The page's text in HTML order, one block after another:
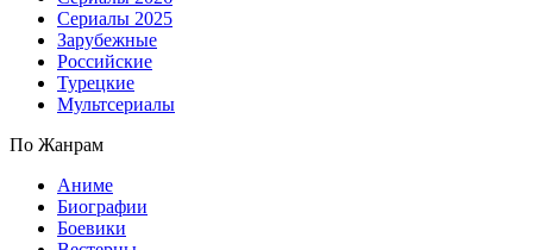
Сериалы 2025
Зарубежные
Российские
Турецкие
Мультсериалы
По Жанрам
Аниме
Биографии
Боевики